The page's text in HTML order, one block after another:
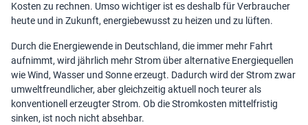
Kosten zu rechnen. Umso wichtiger ist es deshalb für Verbraucher
heute und in Zukunft, energiebewusst zu heizen und zu lüften.
Durch die Energiewende in Deutschland, die immer mehr Fahrt
aufnimmt, wird jährlich mehr Strom über alternative Energiequellen
wie Wind, Wasser und Sonne erzeugt. Dadurch wird der Strom zwar
umweltfreundlicher, aber gleichzeitig aktuell noch teurer als
konventionell erzeugter Strom. Ob die Stromkosten mittelfristig
sinken, ist noch nicht absehbar.